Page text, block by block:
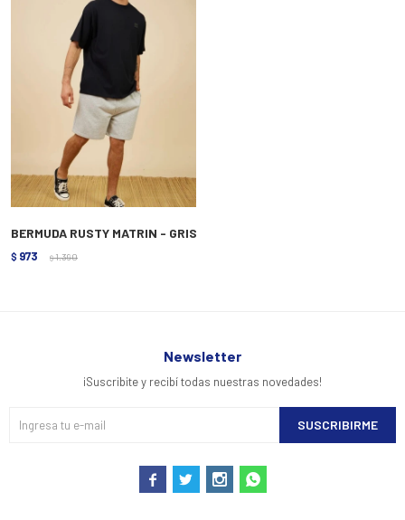
BERMUDA RUSTY MATRIN - GRIS
$ 973 $ 1.390
Newsletter
¡Suscribite y recibí todas nuestras novedades!
SUSCRIBIRME
   